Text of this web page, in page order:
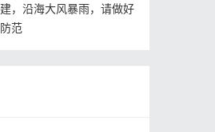
建，沿海大风暴雨，请做好
防范